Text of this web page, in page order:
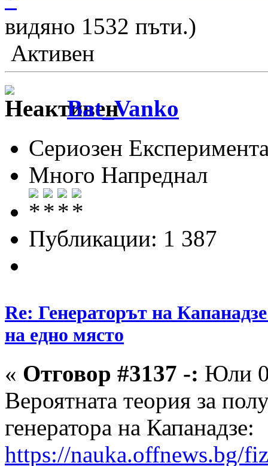
видяно 1532 пъти.)
Активен
Bat_Vanko
Сериозен
Много Напреднал
Публикации: 1 387
Re: Генераторът на
на едно място
« Отговор #3137 -: Юли
Вероятната теория за
генератора на Капанадзе:
https://nauka.offnews.bg/